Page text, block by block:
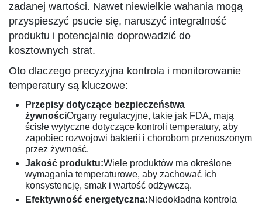
zadanej wartości. Nawet niewielkie wahania mogą
przyspieszyć psucie się, naruszyć integralność
produktu i potencjalnie doprowadzić do
kosztownych strat.
Oto dlaczego precyzyjna kontrola i monitorowanie
temperatury są kluczowe:
Przepisy dotyczące bezpieczeństwa
żywnościOrgany regulacyjne, takie jak FDA, mają
ścisłe wytyczne dotyczące kontroli temperatury, aby
zapobiec rozwojowi bakterii i chorobom przenoszonym
przez żywność.
Jakość produktu:Wiele produktów ma określone
wymagania temperaturowe, aby zachować ich
konsystencję, smak i wartość odżywczą.
Efektywność energetyczna:Niedokładna kontrola